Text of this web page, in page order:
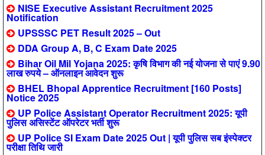
NISE Executive Assistant Recruitment 2025
Notification
UPSSSC PET Result 2025 – Out
DDA Group A, B, C Exam Date 2025
Bihar Oil Mil Yojana 2025: कृषि विभाग की नई योजना से पाएं 9.90
लाख रुपये – ऑनलाइन आवेदन शुरू
BHEL Bhopal Apprentice Recruitment [160 Posts]
Notice 2025
UP Police Assistant Operator Recruitment 2025: यूपी
पुलिस असिस्टेंट ऑपरेटर भर्ती शुरू
UP Police SI Exam Date 2025 Out | यूपी पुलिस सब इंस्पेक्टर
परीक्षा तिथि जारी